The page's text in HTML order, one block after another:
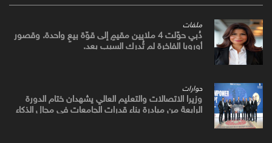
ملفات
دُبي حوّلت 4 ملايين مقيمٍ إلى قوّة بيعٍ واحدة. وقصور
أوروبا الفاخرة لم تُدرك السبب بعد.
حوارات
وزيرا الاتصالات والتعليم العالي يشهدان ختام الدورة
الرابعة من مبادرة بناء قدرات الجامعات في مجال الذكاء
الاصطناعي